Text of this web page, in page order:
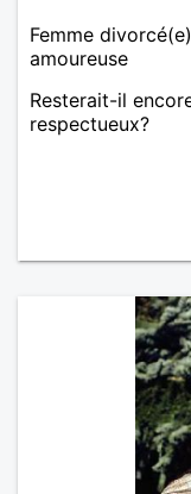
Femme
amoureuse
Resterait-il
respectueux?